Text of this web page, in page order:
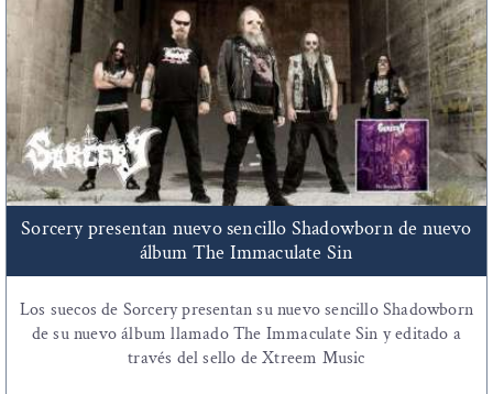
Sorcery presentan nuevo sencillo Shadowborn de nuevo
álbum The Immaculate Sin
Los suecos de Sorcery presentan su nuevo sencillo Shadowborn
de su nuevo álbum llamado The Immaculate Sin y editado a
través del sello de Xtreem Music